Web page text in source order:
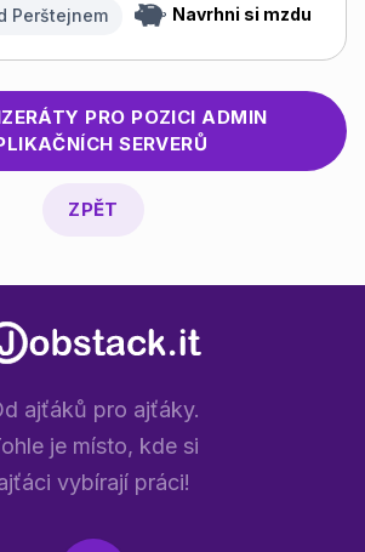
Perštejnem Navrhni si mzdu
PRO POZICI ADMIN
SERVERŮ
ZPĚT
ajťáků pro ajťáky.
je místo, kde si
vybírají práci!